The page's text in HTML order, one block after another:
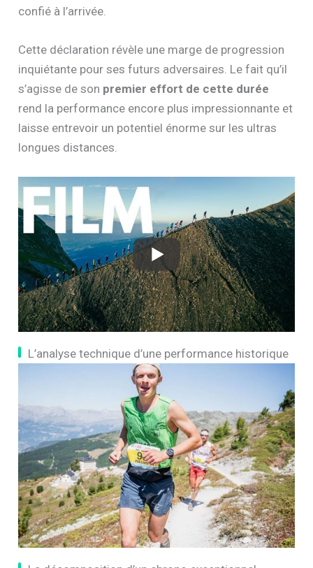
confié à l’arrivée.
Cette déclaration révèle une marge de progression
inquiétante pour ses futurs adversaires. Le fait qu’il
s’agisse de son premier effort de cette durée
rend la performance encore plus impressionnante et
laisse entrevoir un potentiel énorme sur les ultras
longues distances.
L’analyse technique d’une performance historique